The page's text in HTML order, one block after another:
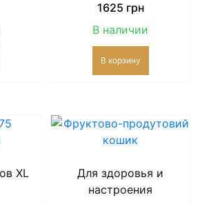
1625 грн
В наличии
В корзину
XL
Для здоровья и
настроения